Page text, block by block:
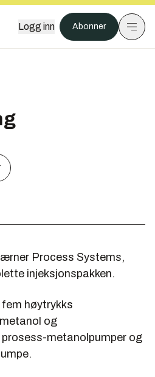
Logg inn Abonner
Process Systems,
injeksjonspakken.
høytrykks
og
metanolpumper og